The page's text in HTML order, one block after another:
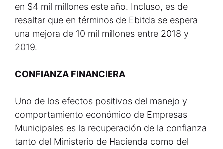
en $4 mil millones este año. Incluso, es de
resaltar que en términos de Ebitda se espera
una mejora de 10 mil millones entre 2018 y
2019.
CONFIANZA FINANCIERA
Uno de los efectos positivos del manejo y
comportamiento económico de Empresas
Municipales es la recuperación de la confianza
tanto del Ministerio de Hacienda como del